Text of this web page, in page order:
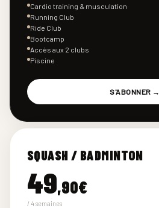
Cardio training & musculation
Running Club
Ride Club
Bootcamp
Accès aux 2 clubs
Piscine
S'ABONNER →
SQUASH / BADMINTON
49,90€
/ 4 semaines